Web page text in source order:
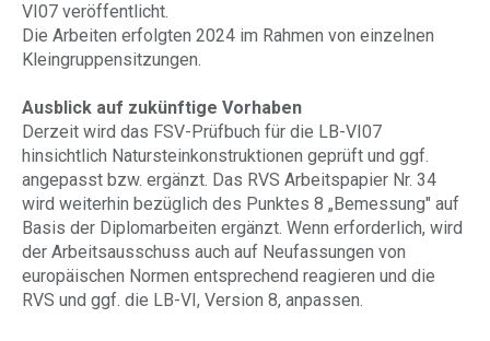
VI07 veröffentlicht.
Die Arbeiten erfolgten 2024 im Rahmen von einzelnen
Kleingruppensitzungen.
Ausblick auf zukünftige Vorhaben
Derzeit wird das FSV-Prüfbuch für die LB-VI07
hinsichtlich Natursteinkonstruktionen geprüft und ggf.
angepasst bzw. ergänzt. Das RVS Arbeitspapier Nr. 34
wird weiterhin bezüglich des Punktes 8 „Bemessung" auf
Basis der Diplomarbeiten ergänzt. Wenn erforderlich, wird
der Arbeitsausschuss auch auf Neufassungen von
europäischen Normen entsprechend reagieren und die
RVS und ggf. die LB-VI, Version 8, anpassen.